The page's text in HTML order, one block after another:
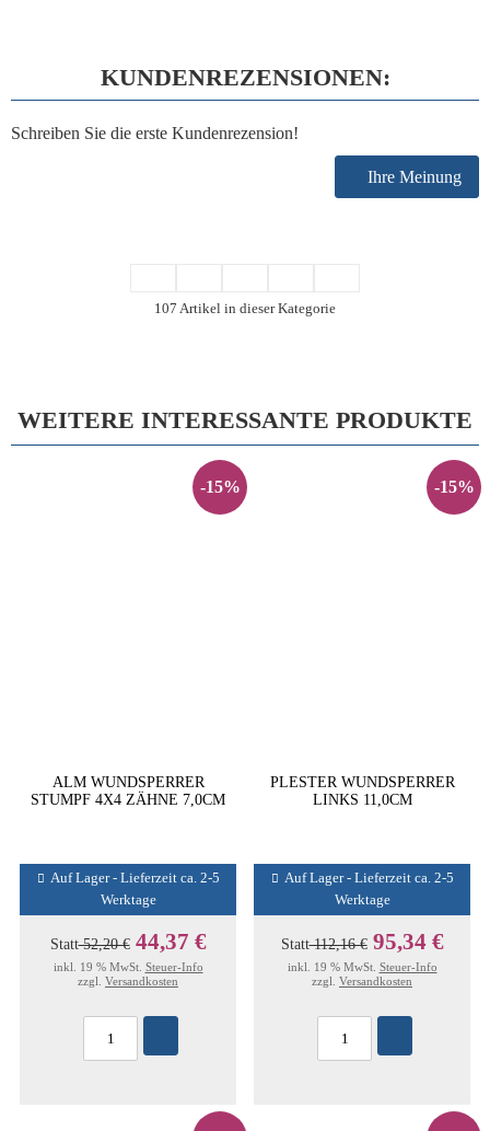
KUNDENREZENSIONEN:
Schreiben Sie die erste Kundenrezension!
Ihre Meinung
107 Artikel in dieser Kategorie
WEITERE INTERESSANTE PRODUKTE
-15%
ALM WUNDSPERRER
STUMPF 4X4 ZÄHNE 7,0CM
Auf Lager - Lieferzeit ca. 2-5
Werktage
Statt52,20 € 44,37 €
inkl. 19 % MwSt. Steuer-Info
zzgl. Versandkosten
-15%
PLESTER WUNDSPERRER
LINKS 11,0CM
Auf Lager - Lieferzeit ca. 2-5
Werktage
Statt112,16 € 95,34 €
inkl. 19 % MwSt. Steuer-Info
zzgl. Versandkosten